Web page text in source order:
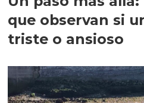
que observan si
triste o ansioso